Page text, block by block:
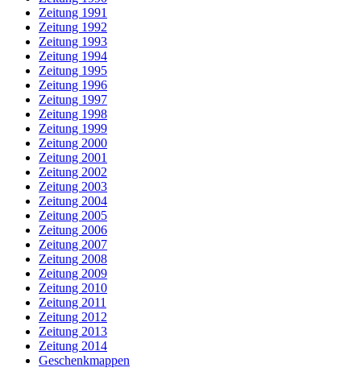
Zeitung 1991
Zeitung 1992
Zeitung 1993
Zeitung 1994
Zeitung 1995
Zeitung 1996
Zeitung 1997
Zeitung 1998
Zeitung 1999
Zeitung 2000
Zeitung 2001
Zeitung 2002
Zeitung 2003
Zeitung 2004
Zeitung 2005
Zeitung 2006
Zeitung 2007
Zeitung 2008
Zeitung 2009
Zeitung 2010
Zeitung 2011
Zeitung 2012
Zeitung 2013
Zeitung 2014
Geschenkmappen